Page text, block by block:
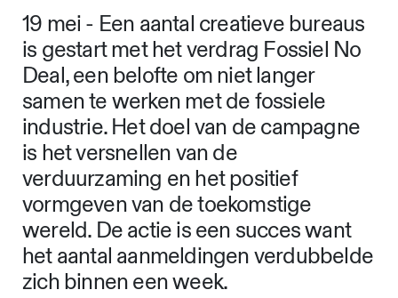
19 mei - Een aantal creatieve bureaus
is gestart met het verdrag Fossiel No
Deal, een belofte om niet langer
samen te werken met de fossiele
industrie. Het doel van de campagne
is het versnellen van de
verduurzaming en het positief
vormgeven van de toekomstige
wereld. De actie is een succes want
het aantal aanmeldingen verdubbelde
zich binnen een week.